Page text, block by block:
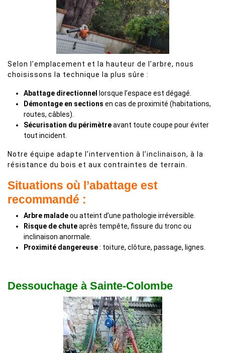
Selon l’emplacement et la hauteur de l’arbre, nous
choisissons la technique la plus sûre :
Abattage directionnel
lorsque l’espace est dégagé.
Démontage en sections en cas de proximité (habitations,
routes, câbles).
Sécurisation du périmètreavant toute coupe pour éviter
tout incident.
Notre équipe adapte l’intervention à l’inclinaison, à la
résistance du bois et aux contraintes de terrain.
Situations où l’abattage est
recommandé :
Arbre maladeou atteint d’une pathologie irréversible.
Risque de chuteaprès tempête, fissure du tronc ou
inclinaison anormale.
Proximité dangereuse: toiture, clôture, passage, lignes.
Dessouchage à Sainte-Colombe